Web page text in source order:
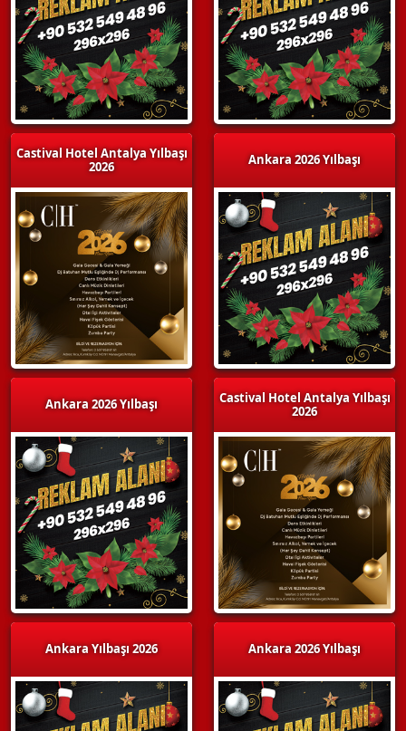
Castival Hotel Antalya Yılbaşı
2026
Ankara 2026 Yılbaşı
Ankara Yılbaşı 2026
Ankara 2026 Yılbaşı
Castival Hotel Antalya Yılbaşı
2026
Ankara 2026 Yılbaşı